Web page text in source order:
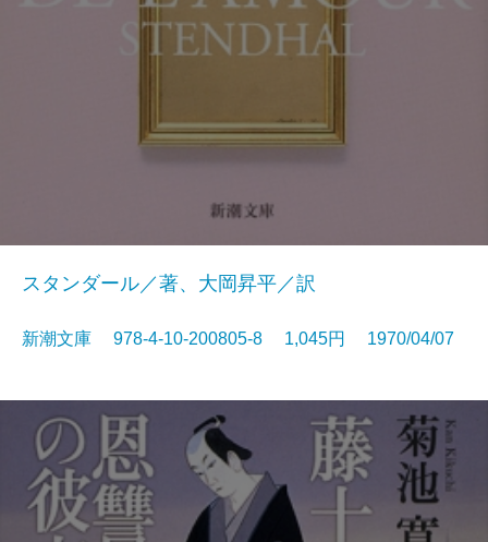
スタンダール／著、大岡昇平／訳
新潮文庫 978-4-10-200805-8 1,045円 1970/04/07